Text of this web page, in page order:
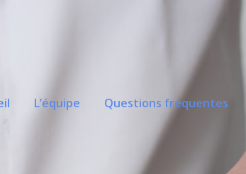
L’équipe Questions fréquentes